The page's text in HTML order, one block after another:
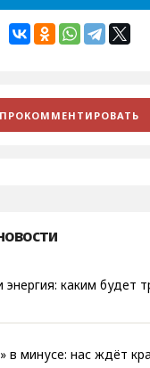
энергия: каким будет
в минусе: нас ждёт